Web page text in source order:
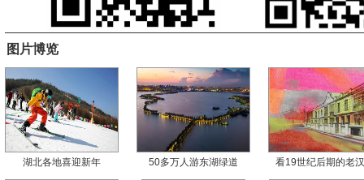
图片博览
湖北各地喜迎新年 50多万人游东湖绿道 看19世纪后期的老